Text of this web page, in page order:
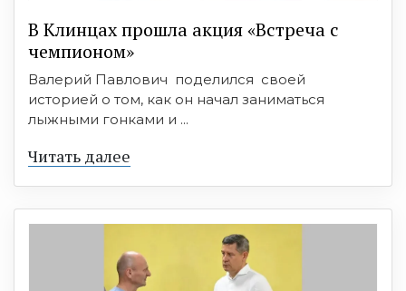
В Клинцах прошла акция «Встреча с
чемпионом»
Валерий Павлович поделился своей
историей о том, как он начал заниматься
лыжными гонками и ...
Читать далее